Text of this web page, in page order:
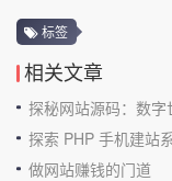
标签
相关文章
探秘网站源码：数字
探索 PHP 手机建站
做网站赚钱的门道